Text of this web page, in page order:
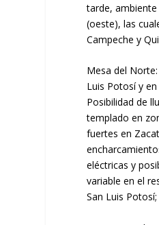
tarde,
(oeste), las
Campeche y
Mesa del
Luis Potosí y
Posibilidad de
templado en
fuertes en
eléctricas y
variable en el
San Luis